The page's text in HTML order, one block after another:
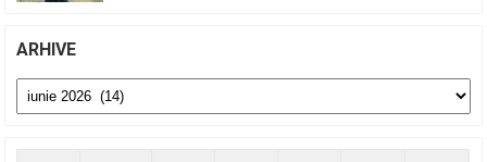
ARHIVE
Arhive